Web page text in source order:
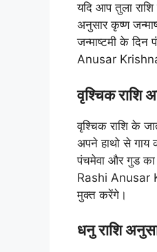
यदि आप तुला
अनुसार कृष्ण
जन्माष्टमी के
Anusar
वृश्चिक राशि
वृश्चिक राशि के
अपने हाथो से गाय
पंचमेवा और गुड का
Rashi Anusar
मुक्त करेंगे।
धनु राशि